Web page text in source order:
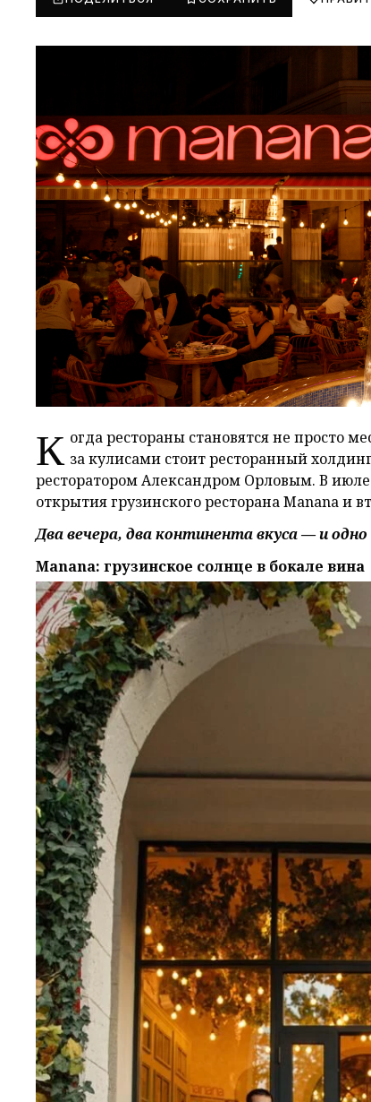
К огда рестораны становятся не просто
за кулисами стоит ресторанный
ресторатором Александром Орловым. В
открытия грузинского ресторана Manana и
Два вечера, два континента вкуса — и
Manana: грузинское солнце в бокале вина